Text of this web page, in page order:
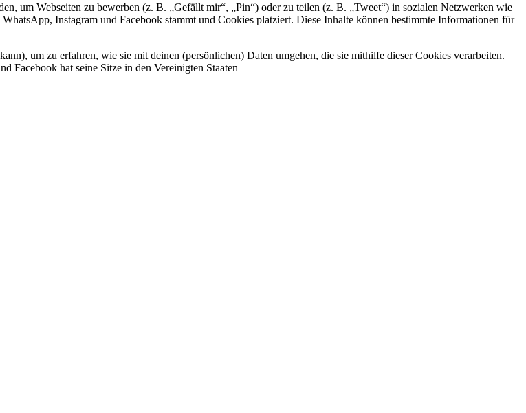
um Webseiten zu bewerben (z. B. „Gefällt mir“, „Pin“) oder zu teilen (z. B. „Tweet“) in sozialen Netzwerken wie
Instagram und Facebook stammt und Cookies platziert. Diese Inhalte können bestimmte Informationen für
um zu erfahren, wie sie mit deinen (persönlichen) Daten umgehen, die sie mithilfe dieser Cookies verarbeiten.
Facebook hat seine Sitze in den Vereinigten Staaten